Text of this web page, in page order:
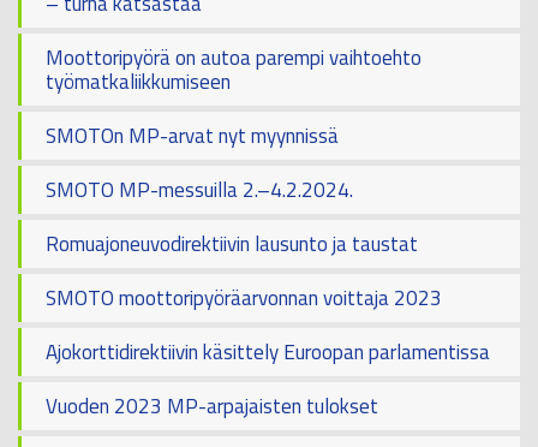
Moottoripyörä on autoa parempi vaihtoehto
työmatkaliikkumiseen
SMOTOn MP-arvat nyt myynnissä
SMOTO MP-messuilla 2.–4.2.2024.
Romuajoneuvodirektiivin lausunto ja taustat
SMOTO moottoripyöräarvonnan voittaja 2023
Ajokorttidirektiivin käsittely Euroopan parlamentissa
Vuoden 2023 MP-arpajaisten tulokset